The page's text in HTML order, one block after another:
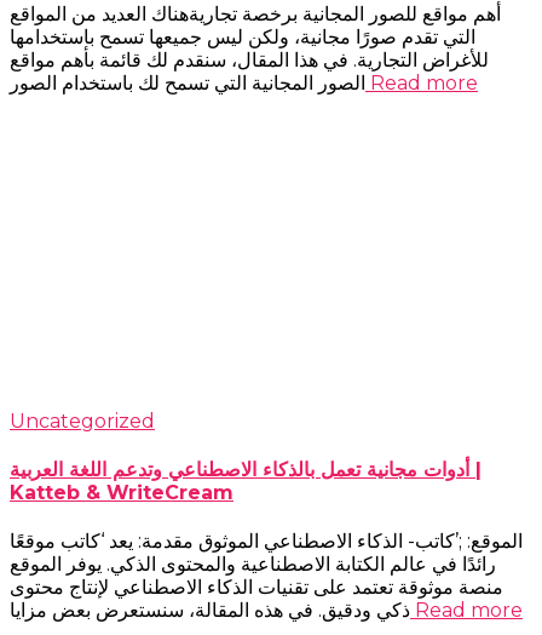
أهم مواقع للصور المجانية برخصة تجاريةهناك العديد من المواقع
التي تقدم صورًا مجانية، ولكن ليس جميعها تسمح باستخدامها
للأغراض التجارية. في هذا المقال، سنقدم لك قائمة بأهم مواقع
الصور المجانية التي تسمح لك باستخدام الصور Read more
Uncategorized
أدوات مجانية تعمل بالذكاء الاصطناعي وتدعم اللغة العربية |
Katteb & WriteCream
الموقع: ;’كاتب- الذكاء الاصطناعي الموثوق مقدمة: يعد ‘كاتب موقعًا
رائدًا في عالم الكتابة الاصطناعية والمحتوى الذكي. يوفر الموقع
منصة موثوقة تعتمد على تقنيات الذكاء الاصطناعي لإنتاج محتوى
ذكي ودقيق. في هذه المقالة، سنستعرض بعض مزايا Read more